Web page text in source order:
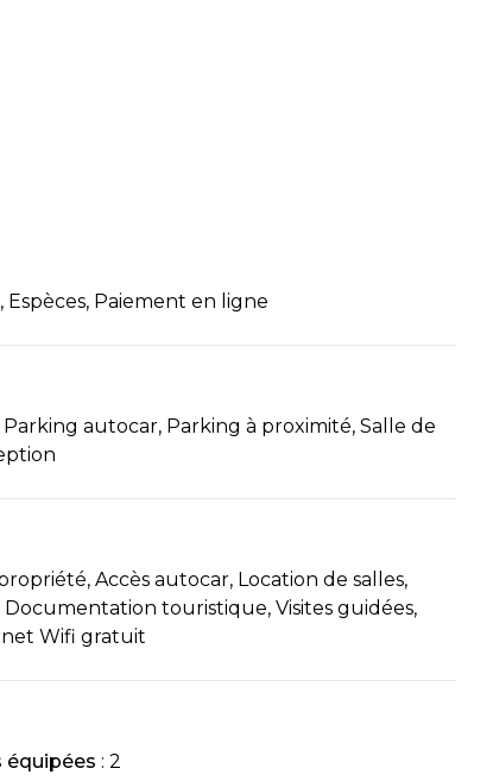
Paiement en ligne
autocar, Parking à proximité, Salle de
Accès autocar, Location de salles,
touristique, Visites guidées,
Wifi gratuit
équipées : 2